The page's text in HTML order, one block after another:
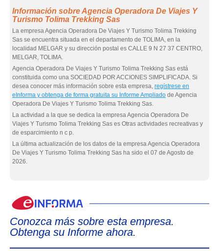
Información sobre Agencia Operadora De Viajes Y
Turismo Tolima Trekking Sas
La empresa Agencia Operadora De Viajes Y Turismo Tolima Trekking
Sas se encuentra situada en el departamento de TOLIMA, en la
localidad MELGAR y su dirección postal es CALLE 9 N 27 37 CENTRO,
MELGAR, TOLIMA.
Agencia Operadora De Viajes Y Turismo Tolima Trekking Sas está
constituida como una SOCIEDAD POR ACCIONES SIMPLIFICADA. Si
desea conocer más información sobre esta empresa, regístrese en
eInforma y obtenga de forma gratuita su Informe Ampliado de Agencia
Operadora De Viajes Y Turismo Tolima Trekking Sas.
La actividad a la que se dedica la empresa Agencia Operadora De
Viajes Y Turismo Tolima Trekking Sas es Otras actividades recreativas y
de esparcimiento n c p.
La última actualización de los datos de la empresa Agencia Operadora
De Viajes Y Turismo Tolima Trekking Sas ha sido el 07 de Agosto de
2026.
Conozca más sobre esta empresa.
Obtenga su Informe ahora.